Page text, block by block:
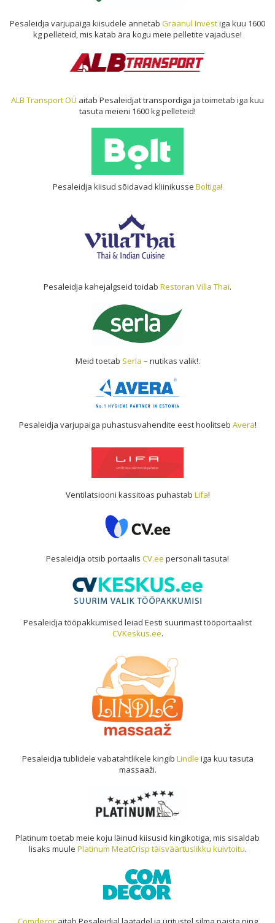
Pesaleidja varjupaiga kiisudele annetab Graanul Investiga kuu 1600
kg pelleteid, mis katab ära kogu meie pelletite vajaduse!
ALB Transport OÜ aitab Pesaleidjat transpordiga ja toimetab iga kuu
tasuta meieni 1600 kg pelleteid!
Pesaleidja kiisud sõidavad kliinikusse Boltiga!
Pesaleidja kahejalgseid toidab Restoran Villa Thai.
Meid toetab Serla – nutikas valik!.
Pesaleidja varjupaiga puhastusvahendite eest hoolitseb Avera!
Ventilatsiooni kassitoas puhastab Lifa!
Pesaleidja otsib portaalis CV.ee personali tasuta!
Pesaleidja tööpakkumised leiad Eesti suurimast tööportaalist
CVKeskus.ee.
Pesaleidja tublidele vabatahtlikele kingib Lindle iga kuu tasuta
massaaži.
Platinum toetab meie koju läinud kiisusid kingikotiga, mis sisaldab
lisaks muule Platinum MeatCrisp täisväärtuslikku kuivtoitu.